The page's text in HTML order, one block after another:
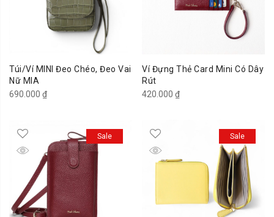
Túi/Ví MINI Đeo Chéo, Đeo Vai
Nữ MIA
690.000 ₫
Ví Đựng Thẻ Card Mini Có Dây
Rút
420.000 ₫
Sale Sale